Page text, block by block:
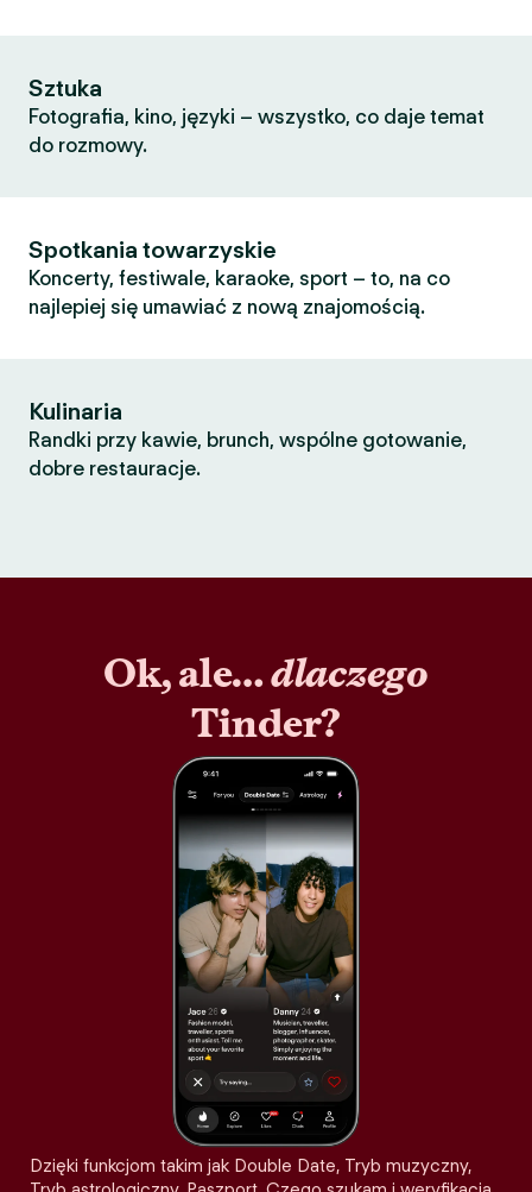
Sztuka
Fotografia, kino, języki – wszystko, co daje temat
do rozmowy.
Spotkania towarzyskie
Koncerty, festiwale, karaoke, sport – to, na co
najlepiej się umawiać z nową znajomością.
Kulinaria
Randki przy kawie, brunch, wspólne gotowanie,
dobre restauracje.
Ok, ale…dlaczego
Tinder?
Dzięki funkcjom takim jak Double Date, Tryb muzyczny,